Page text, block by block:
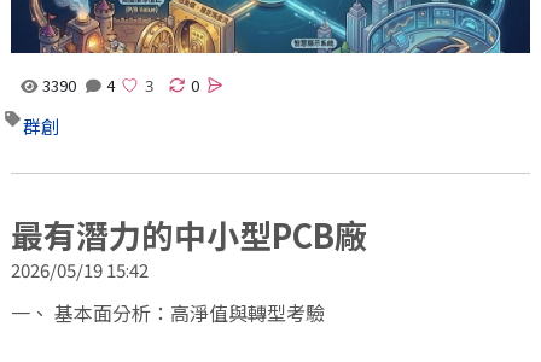
3390 4 0
群創
最有潛力的中小型PCB廠
2026/05/19 15:42
一、 基本面分析：高淨值與轉型考驗